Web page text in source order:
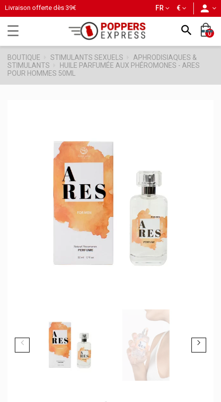
Livraison offerte dès 39€ €
FR
Basculer
la
navigation
☰  0
BOUTIQUE STIMULANTS SEXUELS
APHRODISIAQUES &
STIMULANTS
HUILE PARFUMÉE AUX PHÉROMONES - ARES
POUR HOMMES 50ML